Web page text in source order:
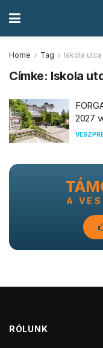
Home Tag Iskola utca
Címke: Iskola
2027
A
RÓLUNK